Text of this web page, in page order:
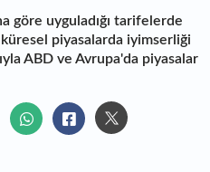
göre uyguladığı tarifelerde
piyasalarda iyimserliği
ABD ve Avrupa'da piyasalar